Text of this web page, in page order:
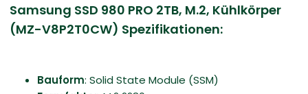
Samsung SSD 980 PRO 2TB, M.2, Kühlkörper
(MZ-V8P2T0CW) Spezifikationen:
Bauform: Solid State Module (SSM)